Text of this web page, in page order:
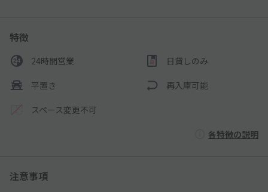
特徴
24時間営業 日貸しのみ
平置き 再入庫可能
スペース変更不可
各特徴の説明
注意事項